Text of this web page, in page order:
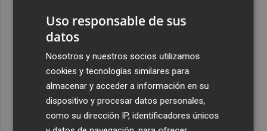
curso 2026-2027
construir la planta de fabricación de chips Terafab
El Villarreal realiza su tradicional ofrenda a la Mare de
Déu de Gràcia y Sant Pasqual Baylón
Uso responsable de sus
datos
Nosotros y nuestros socios utilizamos
cookies y tecnologías similares para
almacenar y acceder a información en su
dispositivo y procesar datos personales,
como su dirección IP, identificadores únicos